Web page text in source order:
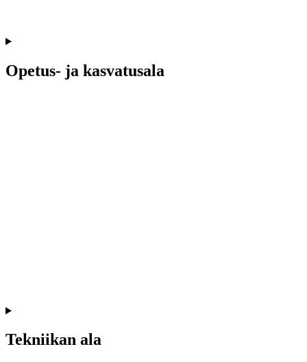
Opetus- ja kasvatusala
Tekniikan ala